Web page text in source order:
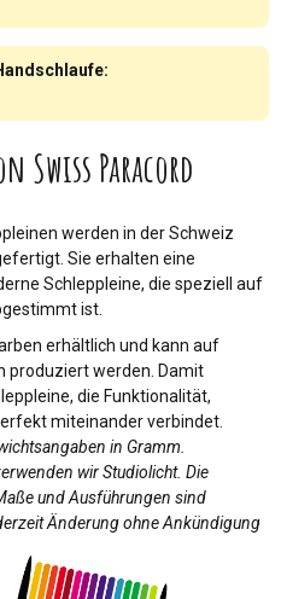
Swiss Paracord
werden in der Schweiz
Sie erhalten eine
Schleppleine, die speziell auf
ist.
erhältlich und kann auf
produziert werden. Damit
die Funktionalität,
miteinander verbindet.
in Gramm.
wir Studiolicht. Die
und Ausführungen sind
Änderung ohne Ankündigung